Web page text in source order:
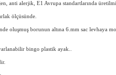
anti alerjik, E1 Avrupa standartlarında
ölçüsünde.
oluşmuş borunun altına 6.mm sac levhaya
bingo plastik ayak..